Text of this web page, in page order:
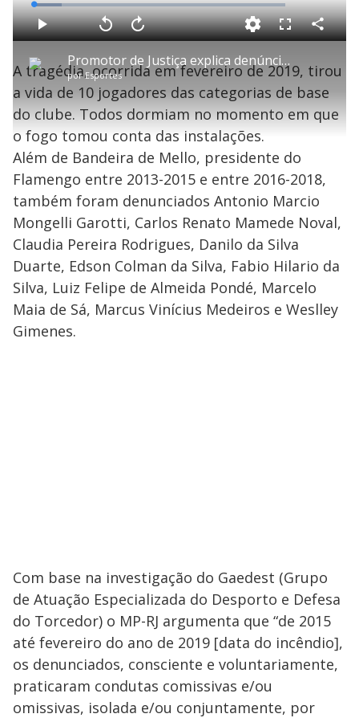
P
l
a
y
V
i
Promotor de Justiça explica denúncia do Ninho do Urubu
porEsportes
P V
t
a
r
0
s
e
g
n
d
o
s
A
a
n
ç
a
r
1
0
e
u
n
M
u
d
o
L
o
a
d
e
1
.
7
F
l
s
c
e
e
n
C
o
a
r
i
l
a
r
A tragédia, ocorrida em fevereiro de 2019, tirou
a vida de 10 jogadores das categorias de base
do clube. Todos dormiam no momento em que
o fogo tomou conta das instalações.
Além de Bandeira de Mello, presidente do
Flamengo entre 2013-2015 e entre 2016-2018,
também foram denunciados Antonio Marcio
Mongelli Garotti, Carlos Renato Mamede Noval,
Claudia Pereira Rodrigues, Danilo da Silva
Duarte, Edson Colman da Silva, Fabio Hilario da
Silva, Luiz Felipe de Almeida Pondé, Marcelo
Maia de Sá, Marcus Vinícius Medeiros e Weslley
Gimenes.
Com base na investigação do Gaedest (Grupo
de Atuação Especializada do Desporto e Defesa
do Torcedor) o MP-RJ argumenta que “de 2015
até fevereiro do ano de 2019 [data do incêndio],
os denunciados, consciente e voluntariamente,
praticaram condutas comissivas e/ou
omissivas, isolada e/ou conjuntamente, por